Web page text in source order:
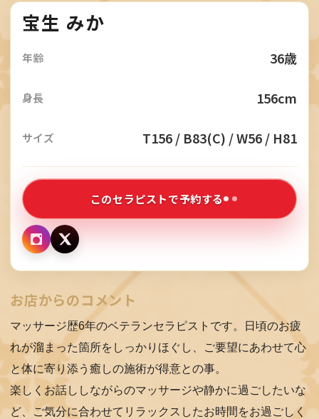
T
H
R
S
I
C
E
R
E
宝生 みか
年齢 36歳
身長 156cm
サイズ T156 / B83(C) / W56 / H81
このセラピストで予約する
お店からのコメント
マッサージ歴6年のベテランセラピストです。日頃のお疲
れが溜まった箇所をしっかりほぐし、ご要望にあわせて心
と体に寄り添う癒しの施術が得意との事。
楽しくお話ししながらのマッサージや静かに過ごしたいな
ど、ご気分に合わせてリラックスしたお時間をお過ごしく